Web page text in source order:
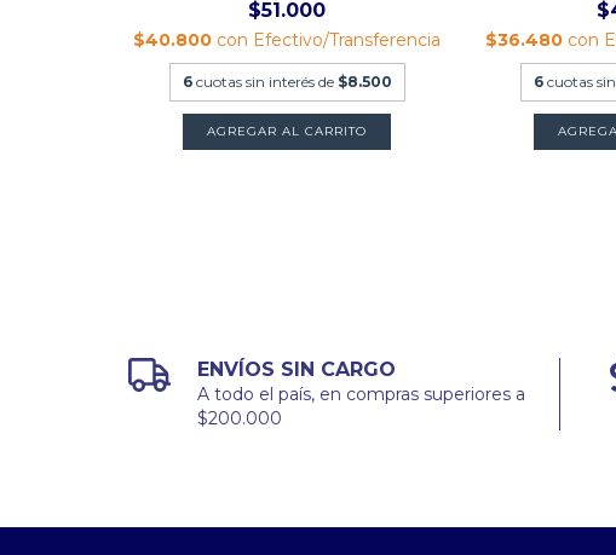
$51.000
$40.800 con Efectivo/Transferencia
6 cuotas sin interés de $8.500
AGREGAR AL CARRITO
$36.480 con
6 cuotas
ENVÍOS SIN CARGO
A todo el país, en compras superiores a
$200.000